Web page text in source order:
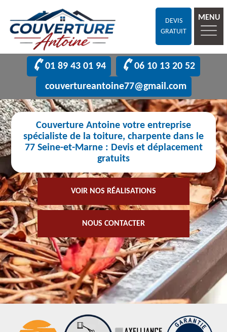
DEVIS
GRATUIT
MENU
01 89 43 01 94
06 10 13 20 52
couvertureantoine77@gmail.com
Couverture Antoine votre entreprise
spécialiste de la toiture, charpente dans le
77 Seine-et-Marne : Devis et déplacement
gratuits
VOIR NOS RÉALISATIONS
NOUS CONTACTER